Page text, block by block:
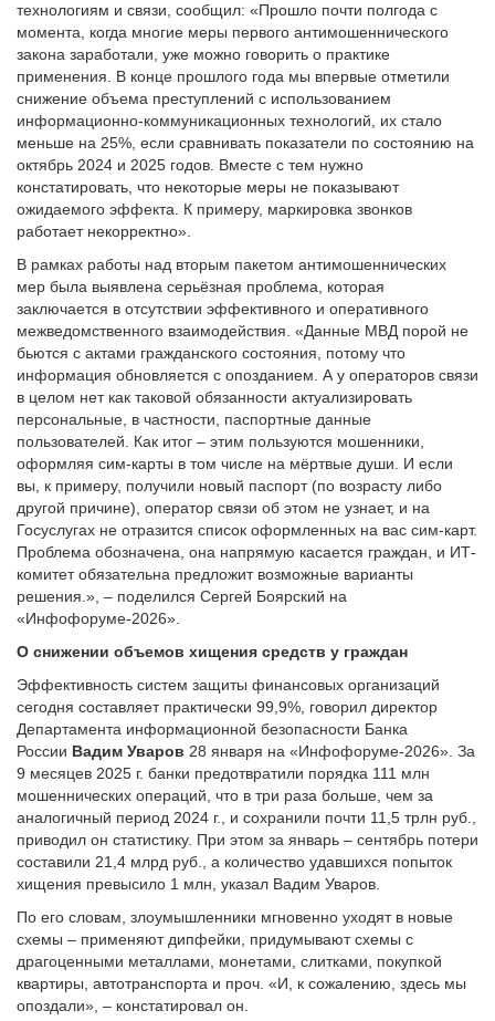
технологиям и связи, сообщил: «Прошло почти полгода с
момента, когда многие меры первого антимошеннического
закона заработали, уже можно говорить о практике
применения. В конце прошлого года мы впервые отметили
снижение объема преступлений с использованием
информационно-коммуникационных технологий, их стало
меньше на 25%, если сравнивать показатели по состоянию на
октябрь 2024 и 2025 годов. Вместе с тем нужно
констатировать, что некоторые меры не показывают
ожидаемого эффекта. К примеру, маркировка звонков
работает некорректно».
В рамках работы над вторым пакетом антимошеннических
мер была выявлена серьёзная проблема, которая
заключается в отсутствии эффективного и оперативного
межведомственного взаимодействия. «Данные МВД порой не
бьются с актами гражданского состояния, потому что
информация обновляется с опозданием. А у операторов связи
в целом нет как таковой обязанности актуализировать
персональные, в частности, паспортные данные
пользователей. Как итог – этим пользуются мошенники,
оформляя сим-карты в том числе на мёртвые души. И если
вы, к примеру, получили новый паспорт (по возрасту либо
другой причине), оператор связи об этом не узнает, и на
Госуслугах не отразится список оформленных на вас сим-карт.
Проблема обозначена, она напрямую касается граждан, и ИТ-
комитет обязательна предложит возможные варианты
решения.», – поделился Сергей Боярский на
«Инфофоруме-2026».
О снижении объемов хищения средств у граждан
Эффективность систем защиты финансовых организаций
сегодня составляет практически 99,9%, говорил директор
Департамента информационной безопасности Банка
России Вадим Уваров 28 января на «Инфофоруме-2026». За
9 месяцев 2025 г. банки предотвратили порядка 111 млн
мошеннических операций, что в три раза больше, чем за
аналогичный период 2024 г., и сохранили почти 11,5 трлн руб.,
приводил он статистику. При этом за январь – сентябрь потери
составили 21,4 млрд руб., а количество удавшихся попыток
хищения превысило 1 млн, указал Вадим Уваров.
По его словам, злоумышленники мгновенно уходят в новые
схемы – применяют дипфейки, придумывают схемы с
драгоценными металлами, монетами, слитками, покупкой
квартиры, автотранспорта и проч. «И, к сожалению, здесь мы
опоздали», – констатировал он.